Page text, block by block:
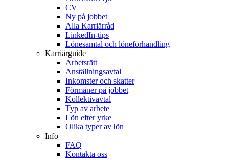
CV
Ny på jobbet
Alla Karriärråd
LinkedIn-tips
Lönesamtal och löneförhandling
Karriärguide
Arbetsrätt
Anställningsavtal
Inkomster och skatter
Förmåner på jobbet
Kollektivavtal
Typ av arbete
Lön efter yrke
Olika typer av lön
Info
FAQ
Kontakta oss